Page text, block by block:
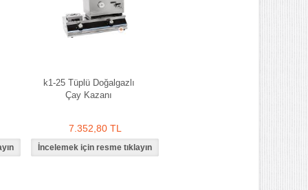
k1-25 Tüplü Doğalgazlı
Çay Kazanı
7.352,80 TL